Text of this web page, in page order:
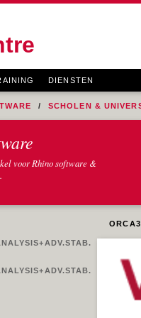
DIENSTEN
SCHOLEN &
voor Rhino software &